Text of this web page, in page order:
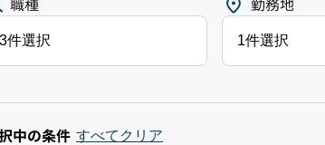
職種
3件選択
勤務地
1件選択
中の条件 すべてクリア